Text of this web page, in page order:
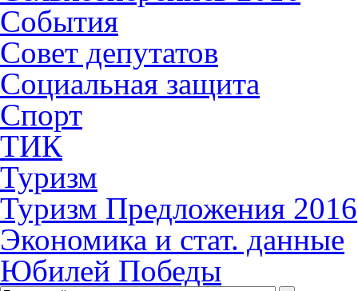
События
Совет депутатов
Социальная защита
Спорт
ТИК
Туризм
Туризм Предложения 2016
Экономика и стат. данные
Юбилей Победы